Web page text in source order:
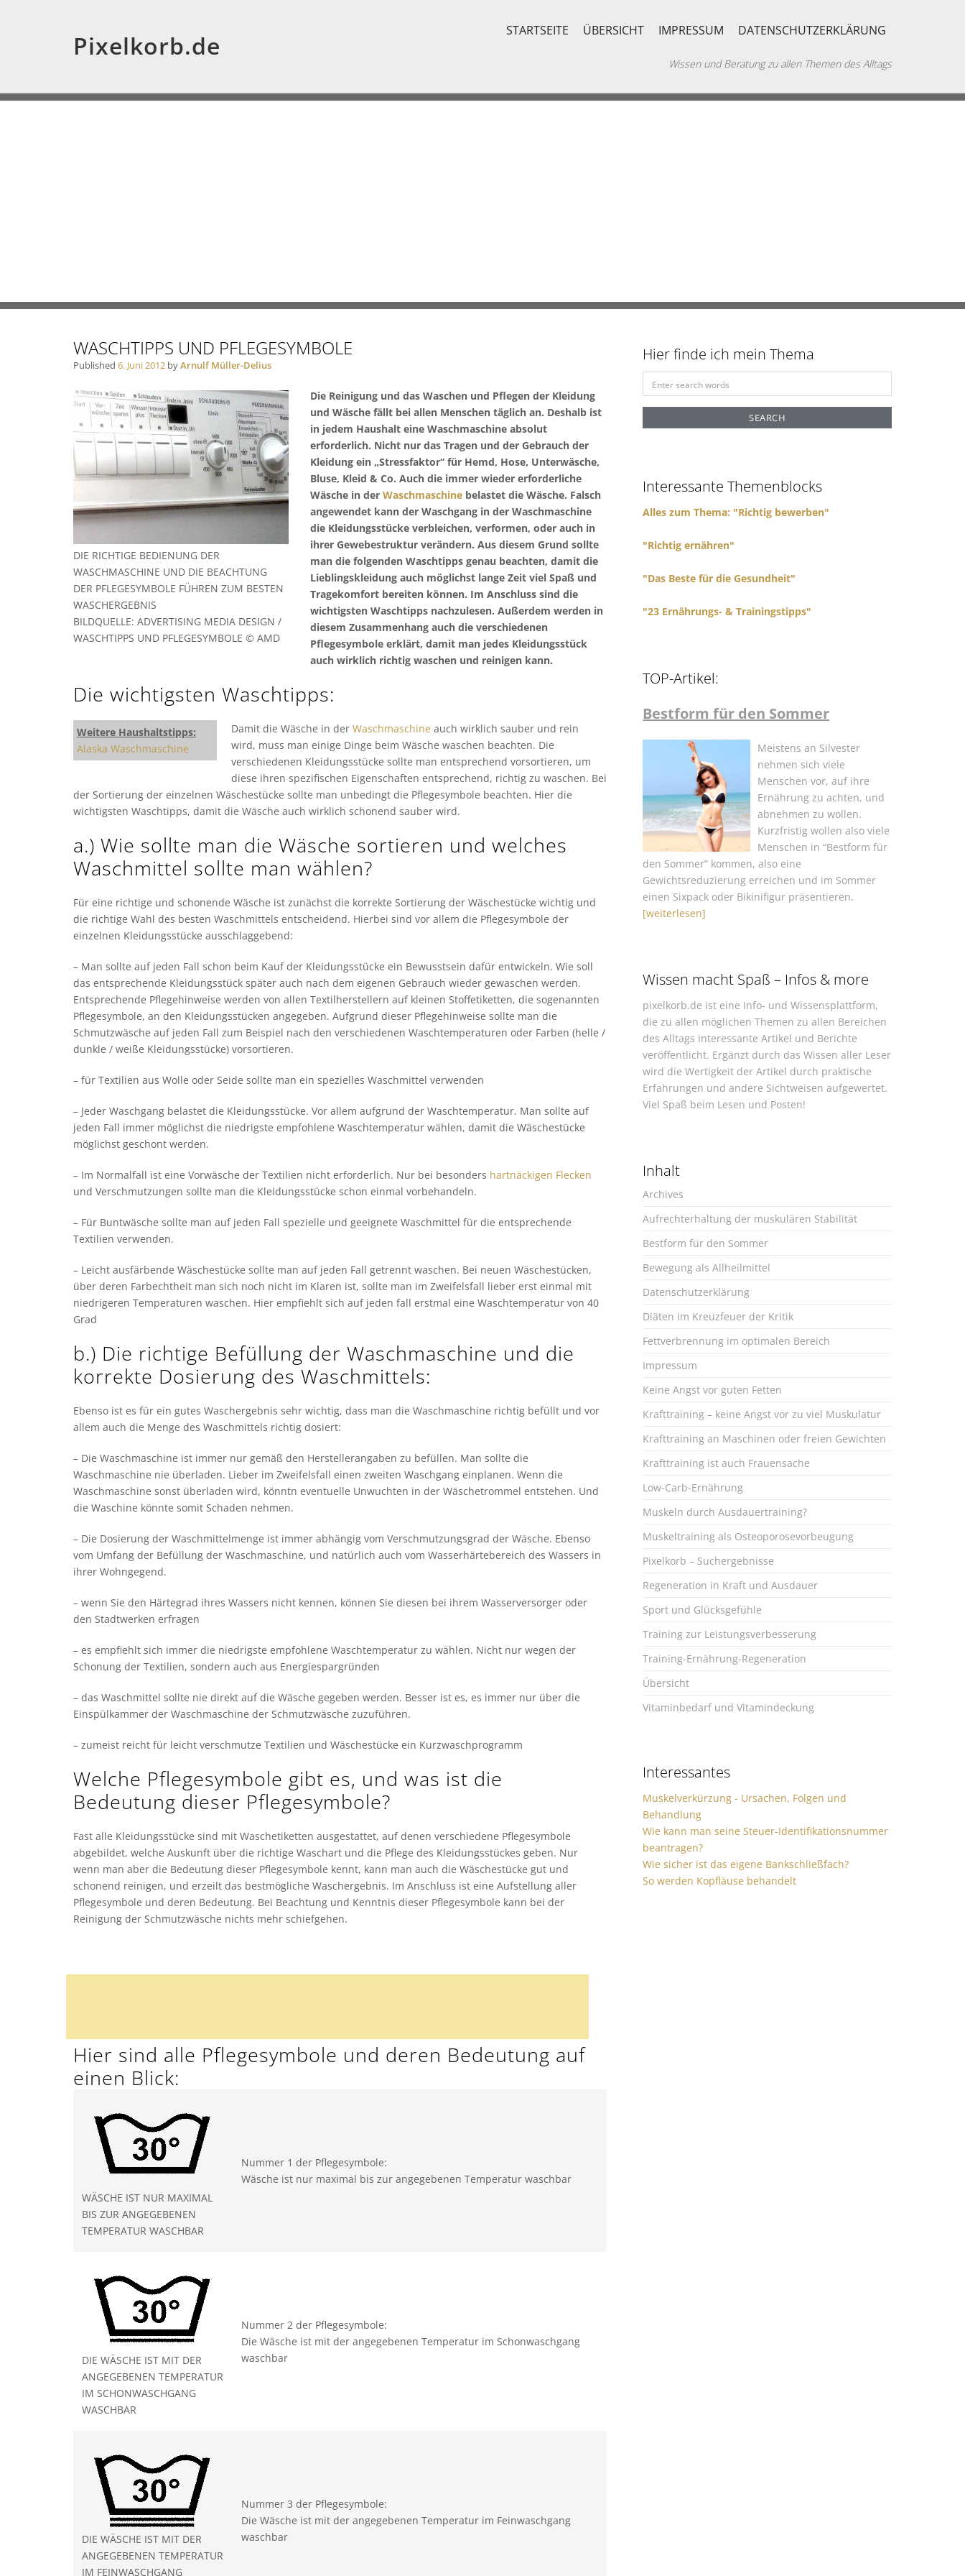
Pixelkorb.de
STARTSEITE ÜBERSICHT IMPRESSUM DATENSCHUTZERKLÄRUNG
Wissen und Beratung zu allen Themen des Alltags
WASCHTIPPS UND PFLEGESYMBOLE
Published 6. Juni 2012 byArnulf Müller-Delius
DIE RICHTIGE BEDIENUNG DER
WASCHMASCHINE UND DIE BEACHTUNG
DER PFLEGESYMBOLE FÜHREN ZUM BESTEN
WASCHERGEBNIS
BILDQUELLE: ADVERTISING MEDIA DESIGN /
WASCHTIPPS UND PFLEGESYMBOLE © AMD
Die Reinigung und das Waschen und Pflegen der Kleidung
und Wäsche fällt bei allen Menschen täglich an. Deshalb ist
in jedem Haushalt eine Waschmaschine absolut
erforderlich. Nicht nur das Tragen und der Gebrauch der
Kleidung ein „Stressfaktor“ für Hemd, Hose, Unterwäsche,
Bluse, Kleid & Co. Auch die immer wieder erforderliche
Wäsche in der Waschmaschinebelastet die Wäsche. Falsch
angewendet kann der Waschgang in der Waschmaschine
die Kleidungsstücke verbleichen, verformen, oder auch in
ihrer Gewebestruktur verändern. Aus diesem Grund sollte
man die folgenden Waschtipps genau beachten, damit die
Lieblingskleidung auch möglichst lange Zeit viel Spaß und
Tragekomfort bereiten können. Im Anschluss sind die
wichtigsten Waschtipps nachzulesen. Außerdem werden in
diesem Zusammenhang auch die verschiedenen
Pflegesymbole erklärt, damit man jedes Kleidungsstück
auch wirklich richtig waschen und reinigen kann.
Die wichtigsten Waschtipps:
Weitere Haushaltstipps:
Alaska Waschmaschine
Damit die Wäsche in der Waschmaschine auch wirklich sauber und rein
wird, muss man einige Dinge beim Wäsche waschen beachten. Die
verschiedenen Kleidungsstücke sollte man entsprechend vorsortieren, um
diese ihren spezifischen Eigenschaften entsprechend, richtig zu waschen. Bei
der Sortierung der einzelnen Wäschestücke sollte man unbedingt die Pflegesymbole beachten. Hier die
wichtigsten Waschtipps, damit die Wäsche auch wirklich schonend sauber wird.
a.) Wie sollte man die Wäsche sortieren und welches
Waschmittel sollte man wählen?
Für eine richtige und schonende Wäsche ist zunächst die korrekte Sortierung der Wäschestücke wichtig und
die richtige Wahl des besten Waschmittels entscheidend. Hierbei sind vor allem die Pflegesymbole der
einzelnen Kleidungsstücke ausschlaggebend:
– Man sollte auf jeden Fall schon beim Kauf der Kleidungsstücke ein Bewusstsein dafür entwickeln. Wie soll
das entsprechende Kleidungsstück später auch nach dem eigenen Gebrauch wieder gewaschen werden.
Entsprechende Pflegehinweise werden von allen Textilherstellern auf kleinen Stoffetiketten, die sogenannten
Pflegesymbole, an den Kleidungsstücken angegeben. Aufgrund dieser Pflegehinweise sollte man die
Schmutzwäsche auf jeden Fall zum Beispiel nach den verschiedenen Waschtemperaturen oder Farben (helle /
dunkle / weiße Kleidungsstücke) vorsortieren.
– für Textilien aus Wolle oder Seide sollte man ein spezielles Waschmittel verwenden
– Jeder Waschgang belastet die Kleidungsstücke. Vor allem aufgrund der Waschtemperatur. Man sollte auf
jeden Fall immer möglichst die niedrigste empfohlene Waschtemperatur wählen, damit die Wäschestücke
möglichst geschont werden.
– Im Normalfall ist eine Vorwäsche der Textilien nicht erforderlich. Nur bei besonders hartnäckigen Flecken
und Verschmutzungen sollte man die Kleidungsstücke schon einmal vorbehandeln.
– Für Buntwäsche sollte man auf jeden Fall spezielle und geeignete Waschmittel für die entsprechende
Textilien verwenden.
– Leicht ausfärbende Wäschestücke sollte man auf jeden Fall getrennt waschen. Bei neuen Wäschestücken,
über deren Farbechtheit man sich noch nicht im Klaren ist, sollte man im Zweifelsfall lieber erst einmal mit
niedrigeren Temperaturen waschen. Hier empfiehlt sich auf jeden fall erstmal eine Waschtemperatur von 40
Grad
b.) Die richtige Befüllung der Waschmaschine und die
korrekte Dosierung des Waschmittels:
Ebenso ist es für ein gutes Waschergebnis sehr wichtig, dass man die Waschmaschine richtig befüllt und vor
allem auch die Menge des Waschmittels richtig dosiert:
– Die Waschmaschine ist immer nur gemäß den Herstellerangaben zu befüllen. Man sollte die
Waschmaschine nie überladen. Lieber im Zweifelsfall einen zweiten Waschgang einplanen. Wenn die
Waschmaschine sonst überladen wird, könntn eventuelle Unwuchten in der Wäschetrommel entstehen. Und
die Waschine könnte somit Schaden nehmen.
– Die Dosierung der Waschmittelmenge ist immer abhängig vom Verschmutzungsgrad der Wäsche. Ebenso
vom Umfang der Befüllung der Waschmaschine, und natürlich auch vom Wasserhärtebereich des Wassers in
ihrer Wohngegend.
– wenn Sie den Härtegrad ihres Wassers nicht kennen, können Sie diesen bei ihrem Wasserversorger oder
den Stadtwerken erfragen
– es empfiehlt sich immer die niedrigste empfohlene Waschtemperatur zu wählen. Nicht nur wegen der
Schonung der Textilien, sondern auch aus Energiespargründen
– das Waschmittel sollte nie direkt auf die Wäsche gegeben werden. Besser ist es, es immer nur über die
Einspülkammer der Waschmaschine der Schmutzwäsche zuzuführen.
– zumeist reicht für leicht verschmutze Textilien und Wäschestücke ein Kurzwaschprogramm
Welche Pflegesymbole gibt es, und was ist die
Bedeutung dieser Pflegesymbole?
Fast alle Kleidungsstücke sind mit Waschetiketten ausgestattet, auf denen verschiedene Pflegesymbole
abgebildet, welche Auskunft über die richtige Waschart und die Pflege des Kleidungsstückes geben. Nur
wenn man aber die Bedeutung dieser Pflegesymbole kennt, kann man auch die Wäschestücke gut und
schonend reinigen, und erzeilt das bestmögliche Waschergebnis. Im Anschluss ist eine Aufstellung aller
Pflegesymbole und deren Bedeutung. Bei Beachtung und Kenntnis dieser Pflegesymbole kann bei der
Reinigung der Schmutzwäsche nichts mehr schiefgehen.
Hier sind alle Pflegesymbole und deren Bedeutung auf
einen Blick:
WÄSCHE IST NUR MAXIMAL
BIS ZUR ANGEGEBENEN
TEMPERATUR WASCHBAR
Nummer 1 der Pflegesymbole:
Wäsche ist nur maximal bis zur angegebenen Temperatur waschbar
DIE WÄSCHE IST MIT DER
ANGEGEBENEN TEMPERATUR
IM SCHONWASCHGANG
WASCHBAR
Nummer 2 der Pflegesymbole:
Die Wäsche ist mit der angegebenen Temperatur im Schonwaschgang
waschbar
DIE WÄSCHE IST MIT DER
ANGEGEBENEN TEMPERATUR
IM FEINWASCHGANG
Nummer 3 der Pflegesymbole:
Die Wäsche ist mit der angegebenen Temperatur im Feinwaschgang
waschbar
Hier finde ich mein Thema
e
r
f
o
r
Interessante Themenblocks
Alles zum Thema: "Richtig bewerben"
"Richtig ernähren"
"Das Beste für die Gesundheit"
"23 Ernährungs- & Trainingstipps"
TOP-Artikel:
Bestform für den Sommer
Meistens an Silvester
nehmen sich viele
Menschen vor, auf ihre
Ernährung zu achten, und
abnehmen zu wollen.
Kurzfristig wollen also viele
Menschen in “Bestform für
den Sommer” kommen, also eine
Gewichtsreduzierung erreichen und im Sommer
einen Sixpack oder Bikinifigur präsentieren.
[weiterlesen]
Wissen macht Spaß – Infos & more
pixelkorb.de ist eine Info- und Wissensplattform,
die zu allen möglichen Themen zu allen Bereichen
des Alltags interessante Artikel und Berichte
veröffentlicht. Ergänzt durch das Wissen aller Leser
wird die Wertigkeit der Artikel durch praktische
Erfahrungen und andere Sichtweisen aufgewertet.
Viel Spaß beim Lesen und Posten!
Inhalt
Archives
Aufrechterhaltung der muskulären Stabilität
Bestform für den Sommer
Bewegung als Allheilmittel
Datenschutzerklärung
Diäten im Kreuzfeuer der Kritik
Fettverbrennung im optimalen Bereich
Impressum
Keine Angst vor guten Fetten
Krafttraining – keine Angst vor zu viel Muskulatur
Krafttraining an Maschinen oder freien Gewichten
Krafttraining ist auch Frauensache
Low-Carb-Ernährung
Muskeln durch Ausdauertraining?
Muskeltraining als Osteoporosevorbeugung
Pixelkorb – Suchergebnisse
Regeneration in Kraft und Ausdauer
Sport und Glücksgefühle
Training zur Leistungsverbesserung
Training-Ernährung-Regeneration
Übersicht
Vitaminbedarf und Vitamindeckung
Interessantes
Muskelverkürzung - Ursachen, Folgen und
Behandlung
Wie kann man seine Steuer-Identifikationsnummer
beantragen?
Wie sicher ist das eigene Bankschließfach?
So werden Kopfläuse behandelt